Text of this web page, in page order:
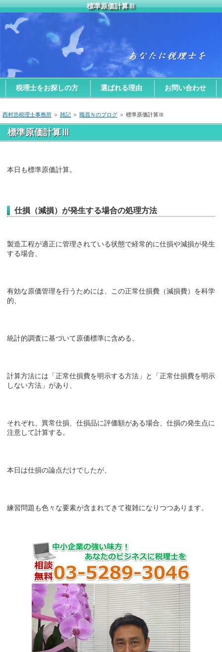
標準原価計算Ⅲ
税理士をお探しの方 選ばれる理由 お問い合わせ
西村浩税理士事務所 ＞ 雑記 ＞ 職員Ｎのブログ ＞ 標準原価計算Ⅲ
標準原価計算Ⅲ
本日も標準原価計算。
仕損（減損）が発生する場合の処理方法
製造工程が適正に管理されている状態で経常的に仕損や減損が発生
する場合、
有効な原価管理を行うためには、この正常仕損費（減損費）を科学
的、
統計的調査に基づいて原価標準に含める。
計算方法には「正常仕損費を明示する方法」と「正常仕損費を明示
しない方法」があり、
それぞれ、異常仕損、仕損品に評価額がある場合、仕損の発生点に
注意して計算する。
本日は仕損の論点だけでしたが、
練習問題も色々な要素が含まれてきて複雑になりつつあります。